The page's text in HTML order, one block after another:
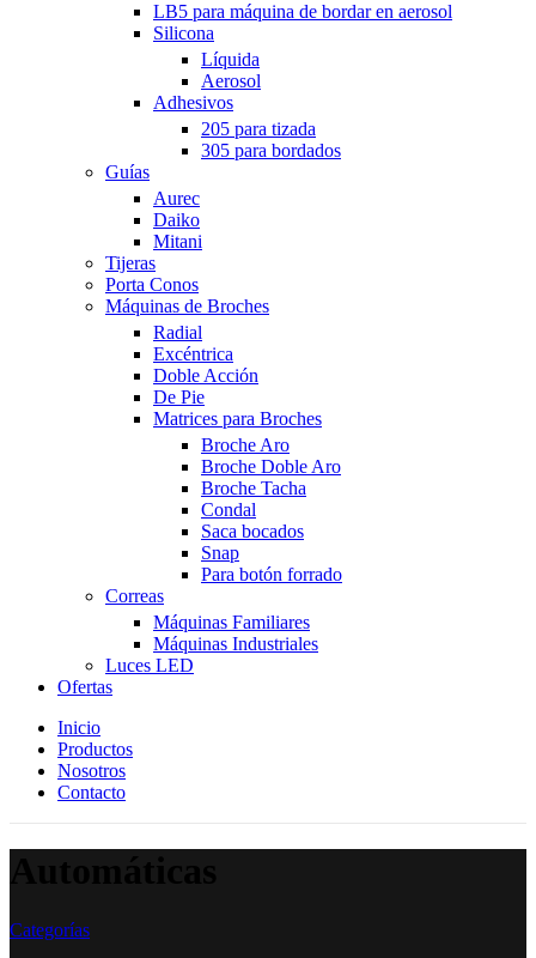
LB5 para máquina de bordar en aerosol
Silicona
Líquida
Aerosol
Adhesivos
205 para tizada
305 para bordados
Guías
Aurec
Daiko
Mitani
Tijeras
Porta Conos
Máquinas de Broches
Radial
Excéntrica
Doble Acción
De Pie
Matrices para Broches
Broche Aro
Broche Doble Aro
Broche Tacha
Condal
Saca bocados
Snap
Para botón forrado
Correas
Máquinas Familiares
Máquinas Industriales
Luces LED
Ofertas
Inicio
Productos
Nosotros
Contacto
Categorías